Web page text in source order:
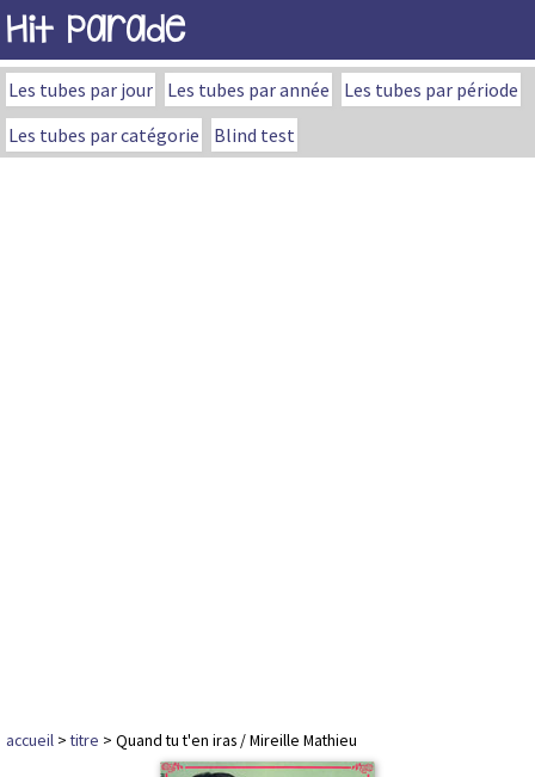
Hit Parade
Les tubes par jour Les tubes par année
Les tubes par période
Les tubes par catégorie
Blind test
accueil >titre > Quand tu t'en iras / Mireille Mathieu